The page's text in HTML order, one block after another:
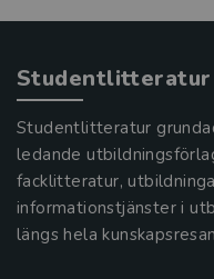
Studentlitteratur
Studentlitteratur
ledande
facklitteratur,
informationstjänster i
längs hela